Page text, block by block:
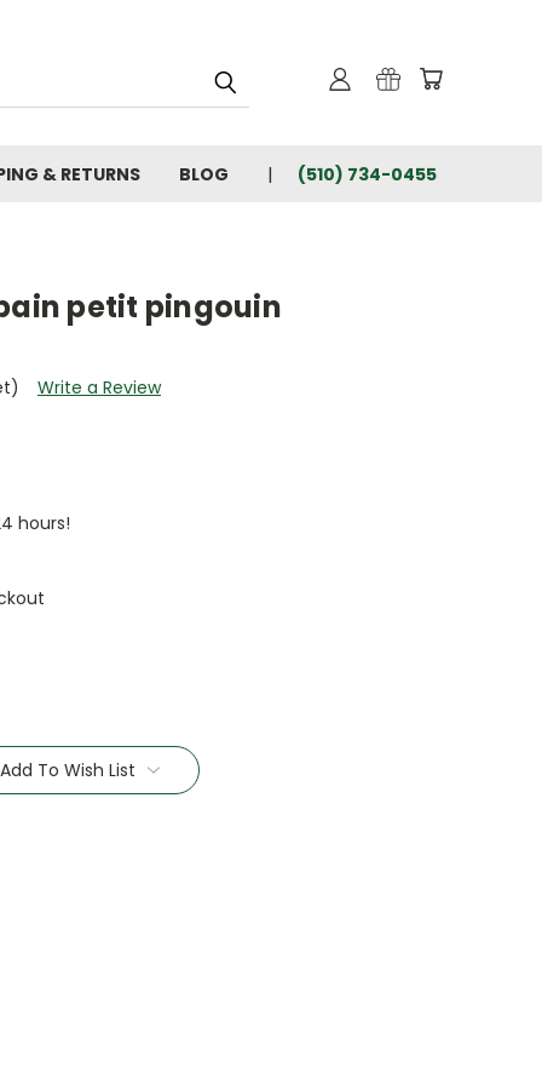
& RETURNS BLOG (510) 734-0455
petit pingouin
Write a Review
hours!
Add To Wish List